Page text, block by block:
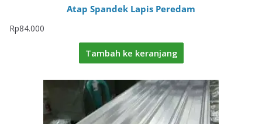
Atap Spandek Lapis Peredam
Rp84.000
Tambah ke keranjang